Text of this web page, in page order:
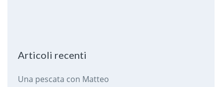
Articoli recenti
Una pescata con Matteo